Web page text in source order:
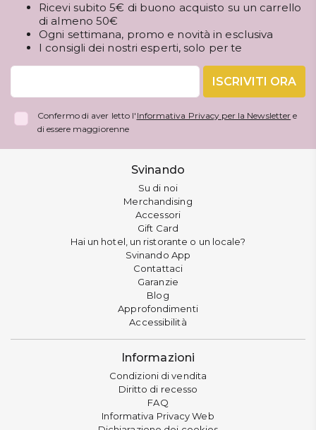
Ricevi subito 5€ di buono acquisto su un carrello
di almeno 50€
Ogni settimana, promo e novità in esclusiva
I consigli dei nostri esperti, solo per te
ISCRIVITI ORA
Confermo di aver letto l' Informativa Privacy per la Newsletter e
di essere maggiorenne
Svinando
Su di noi
Merchandising
Accessori
Gift Card
Hai un hotel, un ristorante o un locale?
Svinando App
Contattaci
Garanzie
Blog
Approfondimenti
Accessibilità
Informazioni
Condizioni di vendita
Diritto di recesso
FAQ
Informativa Privacy Web